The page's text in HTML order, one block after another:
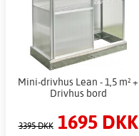
Mini-drivhus Lean - 1,5 m² +
Drivhus bord
3395 DKK 1695 DKK